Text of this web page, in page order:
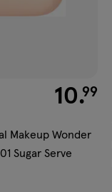
€ 10.99
10.99
Makeup Wonder
Sugar Serve